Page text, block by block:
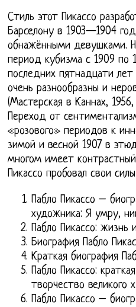
Стиль этот Пикассо
Барселону в 1903—1904
обнажёнными девушками.
период кубизма с 1909 по
последних пятнадцати
очень разнообразны и
(Мастерская в Каннах,
Переход от
«розового» периодов к
зимой и весной 1907 в
многом имеет
Пикассо пробовал свои
Пабло Пикассо –
художника: Я умру,
Пабло Пикассо: жизнь
Биография Пабло
Краткая биография
Пабло Пикассо:
творчество великого
Пабло Пикассо –